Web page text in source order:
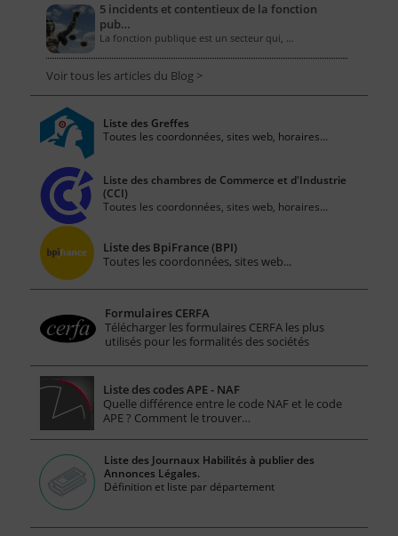
5 incidents et contentieux de la fonction
pub…
La fonction publique est un secteur qui, …
Voir tous les articles du Blog >
Liste des Greffes
Toutes les coordonnées, sites web, horaires...
Liste des chambres de Commerce et d'Industrie
(CCI)
Toutes les coordonnées, sites web, horaires...
Liste des BpiFrance (BPI)
Toutes les coordonnées, sites web...
Formulaires CERFA
Télécharger les formulaires CERFA les plus
utilisés pour les formalités des sociétés
Liste des codes APE - NAF
Quelle différence entre le code NAF et le code
APE ? Comment le trouver…
Liste des Journaux Habilités à publier des
Annonces Légales.
Définition et liste par département